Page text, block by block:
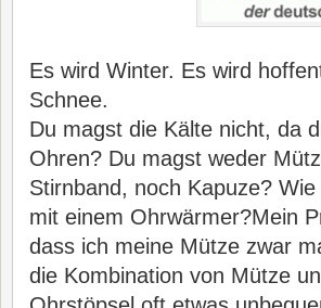
Es wird Winter. Es wird
Schnee.
Du magst die Kälte nicht, da
Ohren? Du magst weder
Stirnband, noch Kapuze?
mit einem Ohrwärmer?Mein
dass ich meine Mütze zwar
die Kombination von Mütze